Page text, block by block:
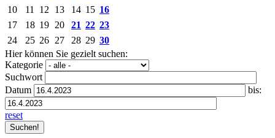
10
11 12 13 14 15 16
17
18 19 20 21 22 23
24
25 26 27 28 29 30
Hier können Sie gezielt suchen:
Kategorie
Suchwort
Datum
bis:
reset